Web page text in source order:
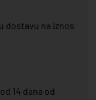
dostavu na iznos
14 dana od